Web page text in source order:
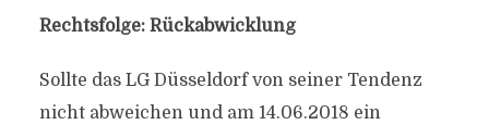
Rechtsfolge: Rückabwicklung
Sollte das LG Düsseldorf von seiner Tendenz
nicht abweichen und am 14.06.2018 ein